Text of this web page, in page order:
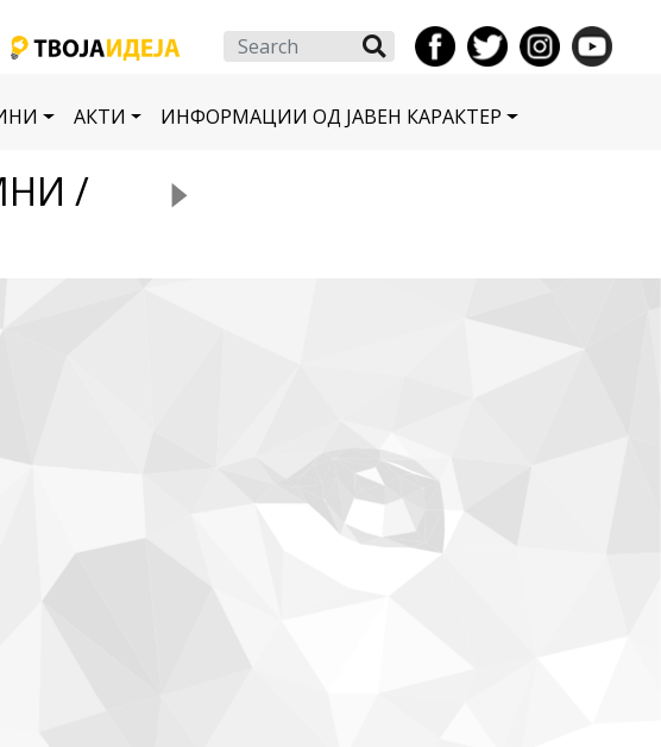
Search
АКТИ ИНФОРМАЦИИ ОД ЈАВЕН КАРАКТЕР
/